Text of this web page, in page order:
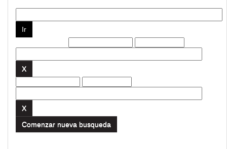
Comenzar nueva busqueda